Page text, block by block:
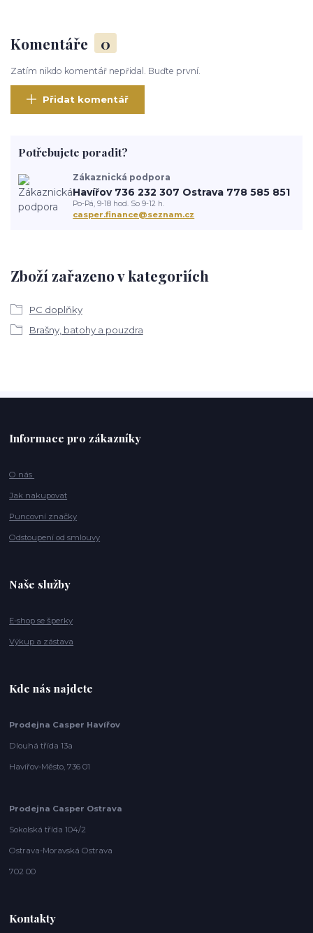
Komentáře 0
Zatím nikdo komentář nepřidal. Buďte první.
Přidat komentář
Zboží zařazeno v kategoriích
PC doplňky
Brašny, batohy a pouzdra
Potřebujete poradit?
Zákaznická podpora
Havířov 736 232 307 Ostrava 778 585 851
Po-Pá, 9-18 hod. So 9-12 h.
casper.finance@seznam.cz
Informace pro zákazníky
O nás
Jak nakupovat
Puncovní značky
Odstoupení od smlouvy
Naše služby
E-shop se šperky
Výkup a zástava
Kde nás najdete
Prodejna Casper Havířov
Dlouhá třída 13a
Havířov-Město, 736 01
Prodejna Casper Ostrava
Sokolská třída 104/2
Ostrava-Moravská Ostrava
702 00
Kontakty